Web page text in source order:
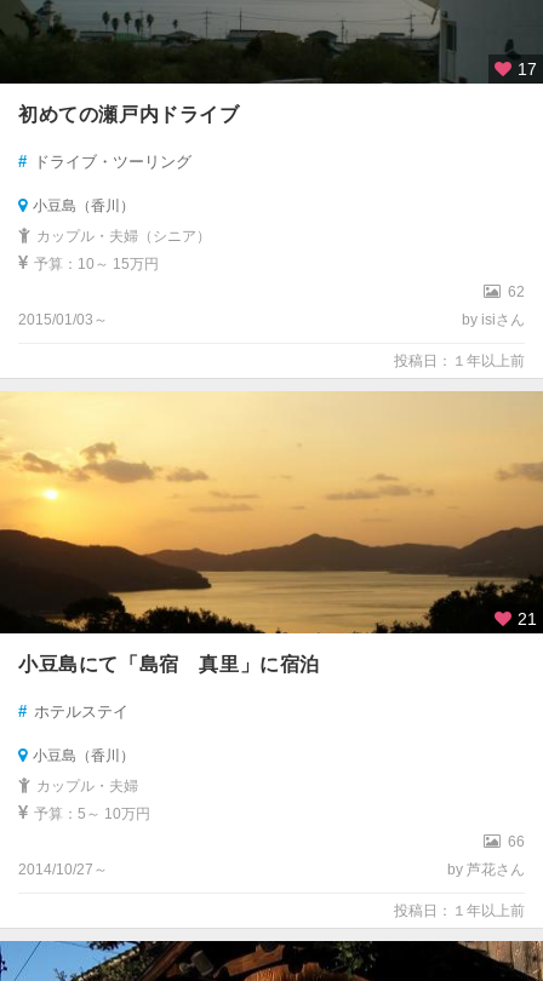
17
初めての瀬戸内ドライブ
# ドライブ・ツーリング
小豆島（香川）
カップル・夫婦（シニア）
予算：10～ 15万円
62
2015/01/03～
by isiさん
投稿日：１年以上前
21
小豆島にて「島宿 真里」に宿泊
# ホテルステイ
小豆島（香川）
カップル・夫婦
予算：5～ 10万円
66
2014/10/27～
by 芦花さん
投稿日：１年以上前